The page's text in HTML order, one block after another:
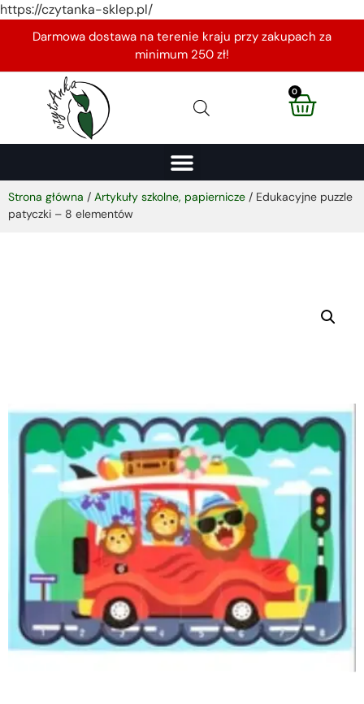
https://czytanka-sklep.pl/
Darmowa dostawa na terenie kraju przy zakupach za
minimum 250 zł!
0
Strona główna / Artykuły szkolne, papiernicze / Edukacyjne puzzle
patyczki – 8 elementów